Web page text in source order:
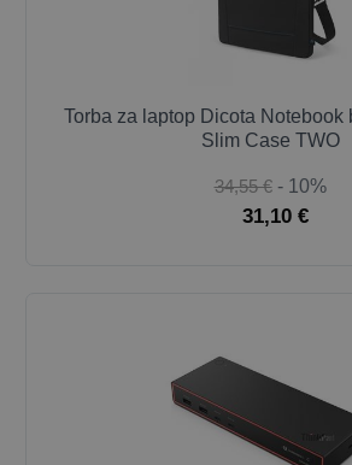
Torba za laptop Dicota Notebook
Slim Case TWO
34,55 € - 10%
31,10 €